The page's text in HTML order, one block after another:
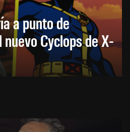
a punto de
Cyclops de X-